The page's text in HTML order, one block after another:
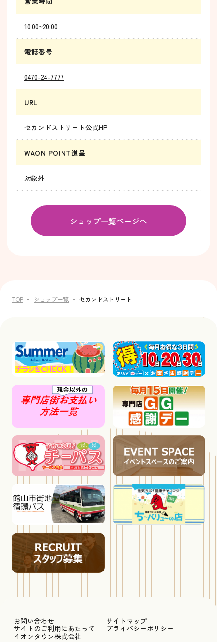
10:00~20:00
電話番号
0470-24-7777
URL
セカンドストリート公式HP
WAON POINT進呈
対象外
ショップ一覧ページへ
TOP ショップ一覧 セカンドストリート
お問い合わせ
サイトマップ
サイトのご利用にあたって
プライバシーポリシー
イオンタウン株式会社